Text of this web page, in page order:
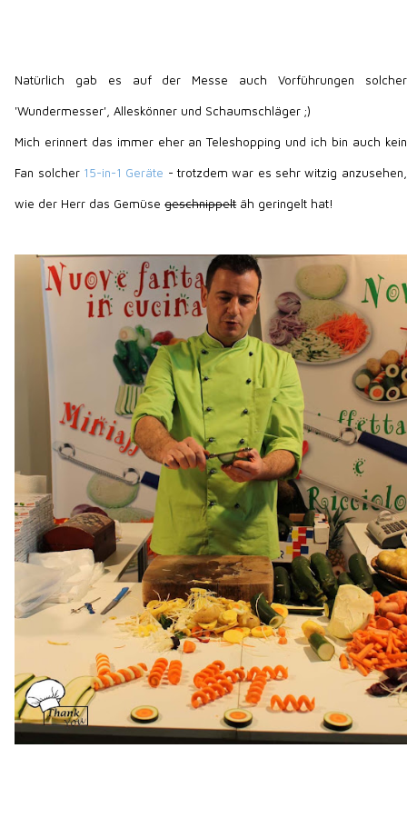
Natürlich gab es auf der Messe auch Vorführungen solcher
'Wundermesser', Alleskönner und Schaumschläger ;)
Mich erinnert das immer eher an Teleshopping und ich bin auch kein
Fan solcher 15-in-1 Geräte - trotzdem war es sehr witzig anzusehen,
wie der Herr das Gemüsegeschnippeltäh geringelt hat!